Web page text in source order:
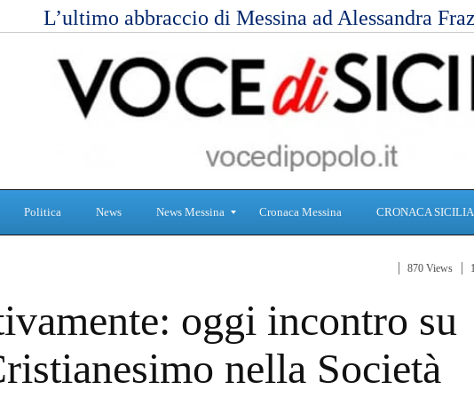
L’ultimo abbraccio di Messina ad Alessandra
Politica News News Messina
n
i
à
Cronaca Messina CRONACA SICILIA
870 Views
oggi incontro su
nella Società